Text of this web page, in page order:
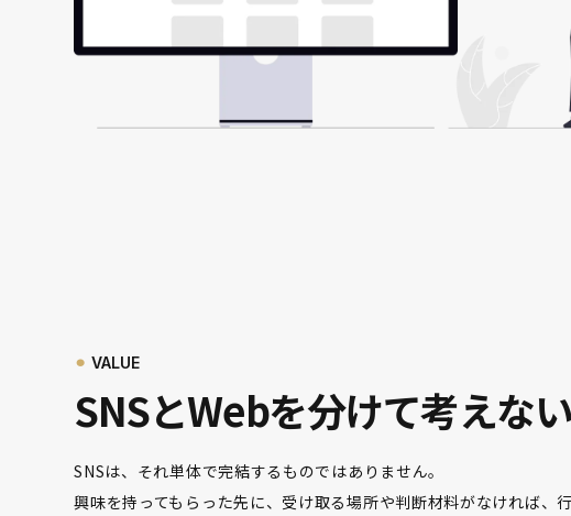
⚫︎ VALUE
SNSとWebを分けて考えな
SNSは、それ単体で完結するものではありません。
興味を持ってもらった先に、受け取る場所や判断材料がなければ、